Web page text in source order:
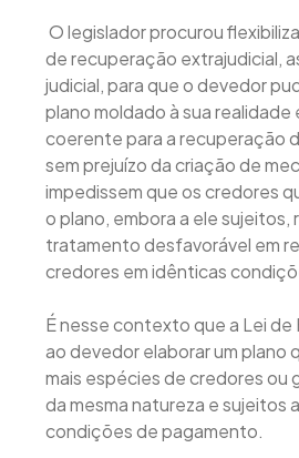
O legislador procurou
de recuperação extrajudicial,
judicial, para que o devedor
plano moldado à sua realidade
coerente para a recuperação
sem prejuízo da criação de
impedissem que os credores
o plano, embora a ele sujeitos,
tratamento desfavorável em
credores em idênticas
É nesse contexto que a Lei de
ao devedor elaborar um plano
mais espécies de credores ou
da mesma natureza e sujeitos
condições de pagamento.